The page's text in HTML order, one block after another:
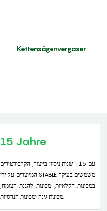
Kettensägenvergaser
15 Jahre
עם 15+ שנות ניסיון בייצור, הקרבורטורים
המיוצרים על ידי STABLE משמשים בעיקר
במכונות חקלאיות, מכונות להגנת הצומח,
מכונות גינה ומכונות הנדסיות.